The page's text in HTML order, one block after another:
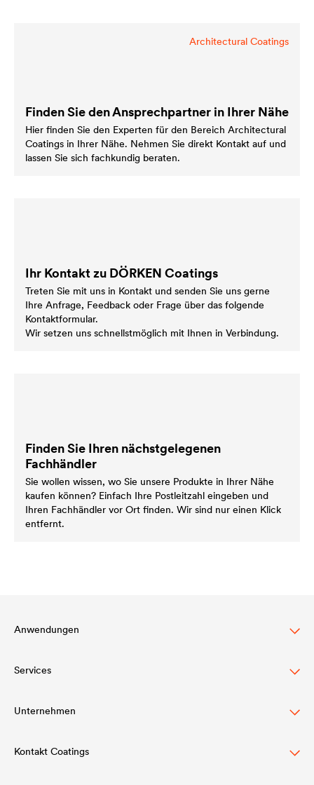
Architectural Coatings
Finden Sie den Ansprechpartner in Ihrer Nähe
Hier finden Sie den Experten für den Bereich Architectural
Coatings in Ihrer Nähe. Nehmen Sie direkt Kontakt auf und
lassen Sie sich fachkundig beraten.
Ihr Kontakt zu DÖRKEN Coatings
Treten Sie mit uns in Kontakt und senden Sie uns gerne
Ihre Anfrage, Feedback oder Frage über das folgende
Kontaktformular.
Wir setzen uns schnellstmöglich mit Ihnen in Verbindung.
Finden Sie Ihren nächstgelegenen
Fachhändler
Sie wollen wissen, wo Sie unsere Produkte in Ihrer Nähe
kaufen können? Einfach Ihre Postleitzahl eingeben und
Ihren Fachhändler vor Ort finden. Wir sind nur einen Klick
entfernt.
Anwendungen
Dachbeschichtung
Holzlasur
Agrarwirtschaft
Services
Download
Referenzen
Unternehmen
Struktur
Kontakt Coatings